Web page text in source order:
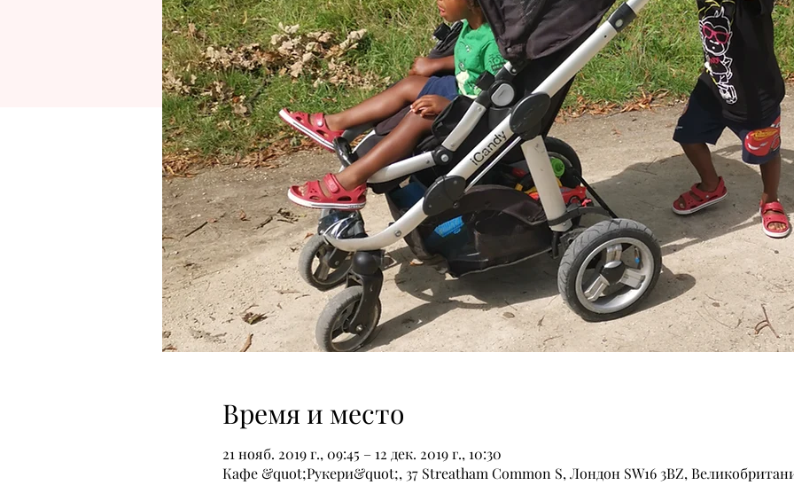
Время и место
21 нояб. 2019 г., 09:45 – 12 дек. 2019 г., 10:30
Кафе &quot;Рукери&quot;, 37 Streatham Common S, Лондон SW16 3BZ,